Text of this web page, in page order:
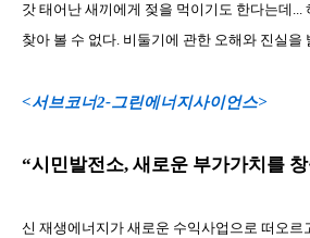
갓 태어난 새끼에게 젖을 먹이기도 한다는데...
찾아 볼 수 없다. 비둘기에 관한 오해와 진실을
<서브코너2-그린에너지사이언스>
“시민발전소, 새로운 부가가치를
신 재생에너지가 새로운 수익사업으로 떠오르